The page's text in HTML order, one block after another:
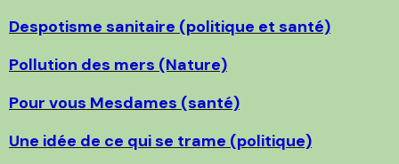
Despotisme sanitaire (politique et santé)
Pollution des mers (Nature)
Pour vous Mesdames (santé)
Une idée de ce qui se trame (politique)